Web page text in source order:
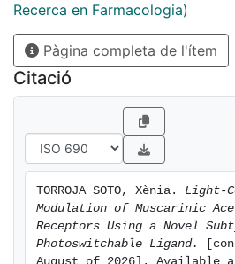
Recerca en Farmacologia)
Pàgina completa de l'ítem
Citació
TORROJA SOTO, Xènia. Light-
Modulation of Muscarinic
Receptors Using a Novel
Photoswitchable Ligand.